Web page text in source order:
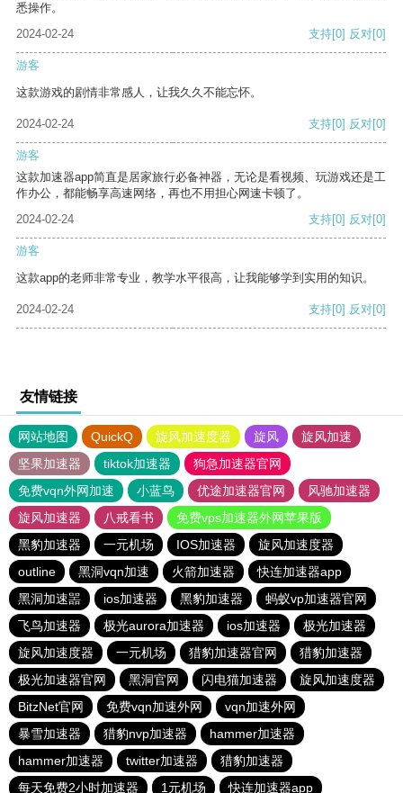
悉操作。
2024-02-24
支持[0] 反对[0]
游客
这款游戏的剧情非常感人，让我久久不能忘怀。
2024-02-24 支持[0] 反对[0]
游客
这款加速器app简直是居家旅行必备神器，无论是看视频、玩游戏还是工
作办公，都能畅享高速网络，再也不用担心网速卡顿了。
2024-02-24
支持[0] 反对[0]
游客
这款app的老师非常专业，教学水平很高，让我能够学到实用的知识。
2024-02-24 支持[0] 反对[0]
友情链接
网站地图 QuickQ 旋风加速度器 旋风
旋风加速
坚果加速器
tiktok加速器
狗急加速器官网
免费vqn外网加速
小蓝鸟 优途加速器官网
风驰加速器
旋风加速器
八戒看书
免费vps加速器外网苹果版
黑豹加速器
一元机场 IOS加速器
旋风加速度器
outline
黑洞vqn加速 火箭加速器
快连加速器app
黑洞加速噐
ios加速器 黑豹加速器
蚂蚁vp加速器官网
飞鸟加速器
极光aurora加速器 ios加速器
极光加速器
旋风加速度器
一元机场 猎豹加速器官网
猎豹加速器
极光加速器官网
黑洞官网 闪电猫加速器
旋风加速度器
BitzNet官网
免费vqn加速外网
vqn加速外网
暴雪加速器
猎豹nvp加速器
hammer加速器
hammer加速器
twitter加速器
猎豹加速器
每天免费2小时加速器
1元机场 快连加速器app